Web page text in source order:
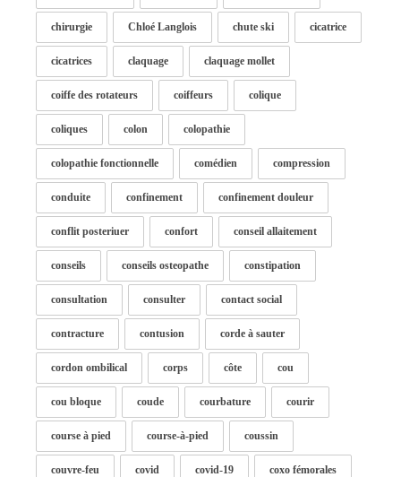
chirurgie Chloé Langlois chute ski cicatrice
cicatrices claquage claquage mollet
coiffe des rotateurs coiffeurs colique
coliques colon colopathie
colopathie fonctionnelle comédien compression
conduite confinement confinement douleur
conflit posteriuer confort conseil allaitement
conseils conseils osteopathe constipation
consultation consulter contact social
contracture contusion corde à sauter
cordon ombilical corps côte cou
cou bloque coude courbature courir
course à pied course-à-pied coussin
couvre-feu covid covid-19 coxo fémorales